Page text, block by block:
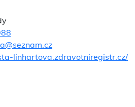
linhartova.zdravotniregistr.cz/